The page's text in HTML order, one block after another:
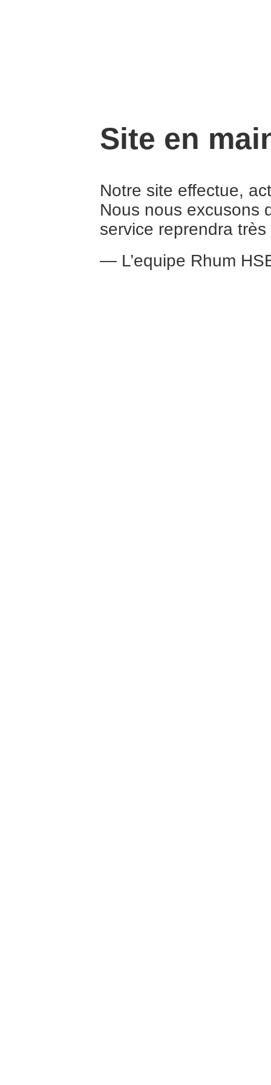
Site en
Notre site effectue,
Nous nous excusons
service reprendra
— L’equipe Rhum